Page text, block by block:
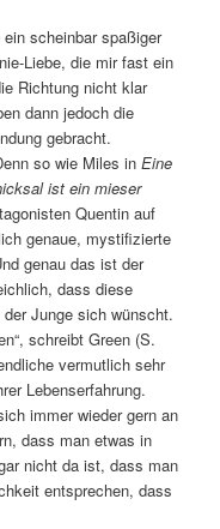
scheinbar spaßiger
Liebe, die mir fast ein
Richtung nicht klar
dann jedoch die
gebracht.
so wie Miles inEine
ist ein mieser
Quentin auf
genaue, mystifizierte
genau das ist der
dass diese
Junge sich wünscht.
schreibt Green (S.
vermutlich sehr
Lebenserfahrung.
immer wieder gern an
dass man etwas in
nicht da ist, dass man
entsprechen, dass